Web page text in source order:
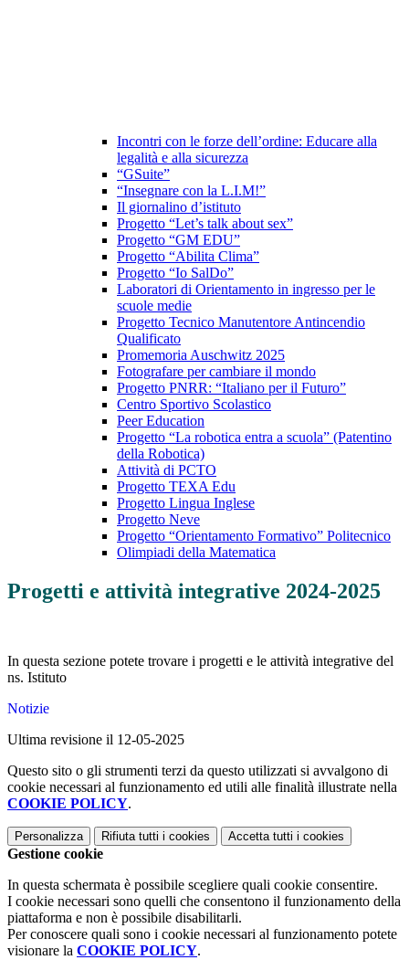
Incontri con le forze dell’ordine: Educare alla
legalità e alla sicurezza
“GSuite”
“Insegnare con la L.I.M!”
Il giornalino d’istituto
Progetto “Let’s talk about sex”
Progetto “GM EDU”
Progetto “Abilita Clima”
Progetto “Io SalDo”
Laboratori di Orientamento in ingresso per le
scuole medie
Progetto Tecnico Manutentore Antincendio
Qualificato
Promemoria Auschwitz 2025
Fotografare per cambiare il mondo
Progetto PNRR: “Italiano per il Futuro”
Centro Sportivo Scolastico
Peer Education
Progetto “La robotica entra a scuola” (Patentino
della Robotica)
Attività di PCTO
Progetto TEXA Edu
Progetto Lingua Inglese
Progetto Neve
Progetto “Orientamento Formativo” Politecnico
Olimpiadi della Matematica
Progetti e attività integrative 2024-2025
In questa sezione potete trovare i progetti e le attività integrative del
ns. Istituto
Notizie
Ultima revisione il 12-05-2025
Questo sito o gli strumenti terzi da questo utilizzati si avvalgono di
cookie necessari al funzionamento ed utili alle finalità illustrate nella
COOKIE POLICY.
Personalizza Rifiuta tutti i cookies Accetta tutti i cookies
Gestione cookie
In questa schermata è possibile scegliere quali cookie consentire.
I cookie necessari sono quelli che consentono il funzionamento della
piattaforma e non è possibile disabilitarli.
Per conoscere quali sono i cookie necessari al funzionamento potete
visionare la COOKIE POLICY.